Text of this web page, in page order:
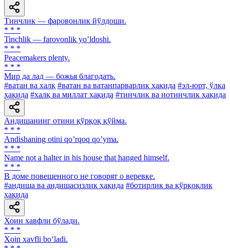
Тинчлик — фаровонлик йўлдоши.
* * *
Tinchlik — farovonlik yo’ldoshi.
* * *
Peacemakers plenty.
* * *
Мир да лад — божья благодать.
#ватан ва халқ #ватан ва ватанпарварлик ҳақида #эл-юрт, ўлка
ҳақида #халқ ва миллат ҳақида #тинчлик ва нотинчлик ҳақида
Андишанинг отини қўрқоқ қўйма.
* * *
Аndishaning otini qoʼrqoq qoʼyma.
* * *
Name not a halter in his house that hanged himself.
* * *
В доме повешенного не говорят о веревке.
#андиша ва андишасизлик ҳақида #ботирлик ва қўрқоқлик
ҳақида
Хоин хавфли бўлади.
* * *
Xoin xavfli bo‘ladi.